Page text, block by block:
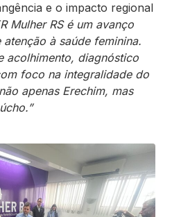
e o impacto regional
Mulher RS é um avanço
à saúde feminina.
acolhimento, diagnóstico
foco na integralidade do
apenas Erechim, mas